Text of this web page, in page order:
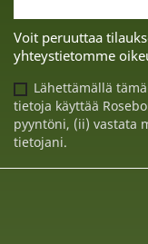
Voit peruuttaa
yhteystietomme
Lähettämällä
tietoja käyttää
pyyntöni, (ii) vastata
tietojani.